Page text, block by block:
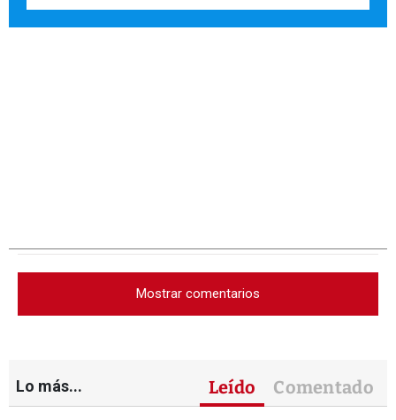
Mostrar comentarios
Lo más... Leído Comentado